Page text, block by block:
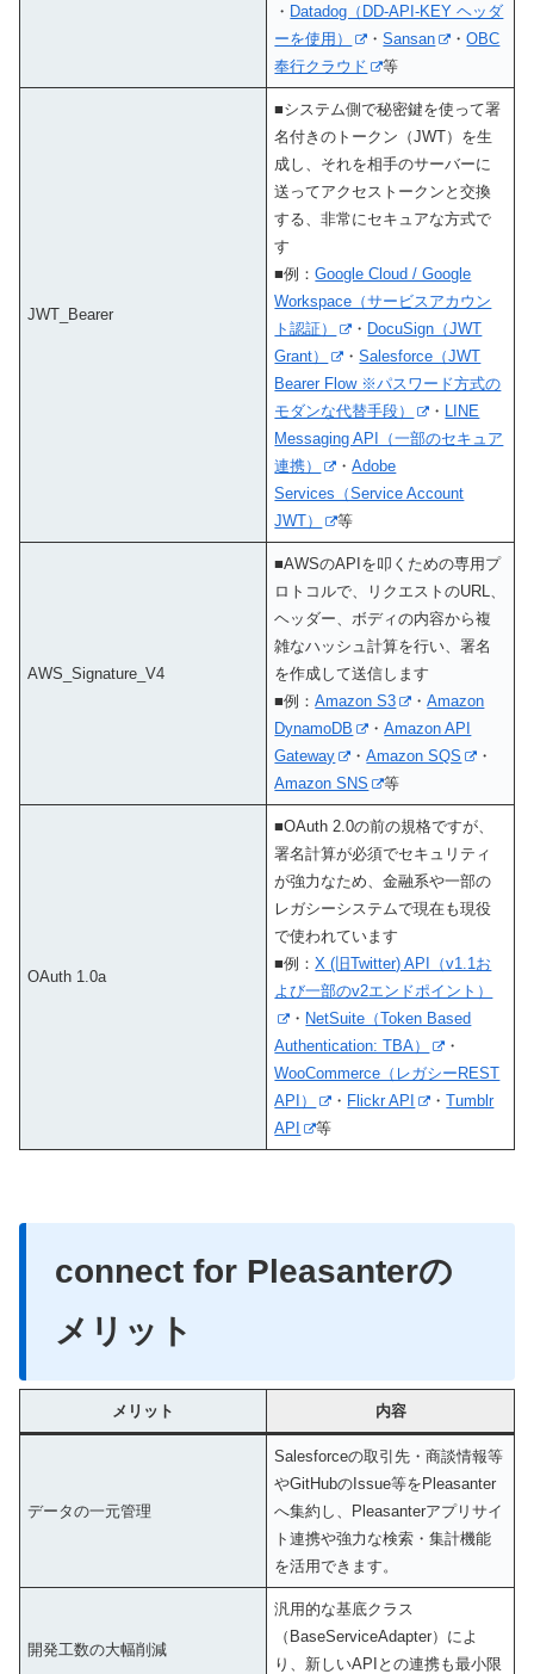
・ Datadog（DD-API-KEY ヘッダ
ーを使用）
・Sansan ・OBC
奉行クラウド
等
JWT_Bearer
■システム側で秘密鍵を使って署
名付きのトークン（JWT）を生
成し、それを相手のサーバーに
送ってアクセストークンと交換
する、非常にセキュアな方式で
す
■例：Google Cloud / Google
Workspace（サービスアカウン
ト認証）
・ DocuSign（JWT
Grant）
・Salesforce（JWT
Bearer Flow ※パスワード方式の
モダンな代替手段）
・ LINE
Messaging API（一部のセキュア
連携）
・Adobe
Services（Service Account
JWT）
等
AWS_Signature_V4
■AWSのAPIを叩くための専用プ
ロトコルで、リクエストのURL、
ヘッダー、ボディの内容から複
雑なハッシュ計算を行い、署名
を作成して送信します
■例：Amazon S3 ・Amazon
DynamoDB
・Amazon API
Gateway
・Amazon SQS
・
Amazon SNS
等
OAuth 1.0a
■OAuth 2.0の前の規格ですが、
署名計算が必須でセキュリティ
が強力なため、金融系や一部の
レガシーシステムで現在も現役
で使われています
■例：X (旧Twitter) API（v1.1お
よび一部のv2エンドポイント）
・ NetSuite（Token Based
Authentication: TBA）
・
WooCommerce（レガシーREST
API）
・ Flickr API ・Tumblr
API
等
connect for Pleasanterの
メリット
メリット 内容
データの一元管理
Salesforceの取引先・商談情報等
やGitHubのIssue等をPleasanter
へ集約し、Pleasanterアプリサイ
ト連携や強力な検索・集計機能
を活用できます。
開発工数の大幅削減
汎用的な基底クラス
（BaseServiceAdapter）によ
り、新しいAPIとの連携も最小限